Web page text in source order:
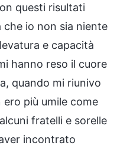
questi risultati
io non sia niente
e capacità
hanno reso il cuore
quando mi riunivo
più umile come
fratelli e sorelle
incontrato